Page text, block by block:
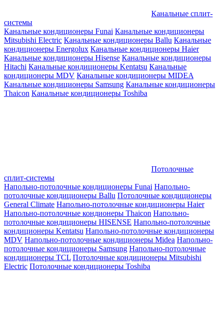
Канальные сплит-
системы
Канальные кондиционеры Funai Канальные кондиционеры
Mitsubishi Electric Канальные кондиционеры Ballu Канальные
кондиционеры Energolux Канальные кондиционеры Haier
Канальные кондиционеры Hisense Канальные кондиционеры
Hitachi Канальные кондиционеры Kentatsu Канальные
кондиционеры MDV Канальные кондиционеры MIDEA
Канальные кондиционеры Samsung Канальные кондиционеры
Thaicon Канальные кондиционеры Toshiba
Потолочные
сплит-системы
Напольно-потолочные кондиционеры Funai Напольно-
потолочные кондиционеры Ballu Потолочные кондиционеры
General Climate Напольно-потолочные кондиционеры Haier
Напольно-потолочные кондионеры Thaicon Напольно-
потолочные кондиционеры HISENSE Напольно-потолочные
кондиционеры Kentatsu Напольно-потолочные кондиционеры
MDV Напольно-потолочные кондиционеры Midea Напольно-
потолочные кондиционеры Samsung Напольно-потолочные
кондиционеры TCL Потолочные кондиционеры Mitsubishi
Electric Потолочные кондиционеры Toshiba